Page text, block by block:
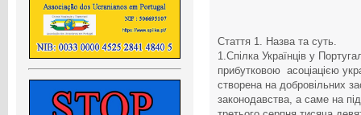
Стаття 1. Назва та суть.
1.Спілка Українців у
прибутковою асоціацією
створена на добровільних
законодавства, а саме на